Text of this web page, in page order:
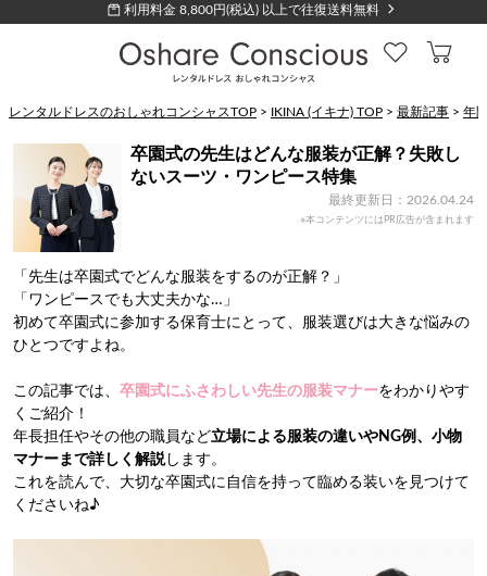
利用料金 8,800円(税込) 以上で往復送料無料
レンタルドレスのおしゃれコンシャスTOP > IKINA (イキナ) TOP > 最新記事 > 年
卒園式の先生はどんな服装が正解？失敗し
ないスーツ・ワンピース特集
最終更新日：2026.04.24
※本コンテンツにはPR広告が含まれます
「先生は卒園式でどんな服装をするのが正解？」
「ワンピースでも大丈夫かな…」
初めて卒園式に参加する保育士にとって、服装選びは大きな悩みの
ひとつですよね。
この記事では、 卒園式にふさわしい先生の服装マナーをわかりやす
くご紹介！
年長担任やその他の職員など立場による服装の違いやNG例、小物
マナーまで詳しく解説 します。
これを読んで、大切な卒園式に自信を持って臨める装いを見つけて
くださいね♪